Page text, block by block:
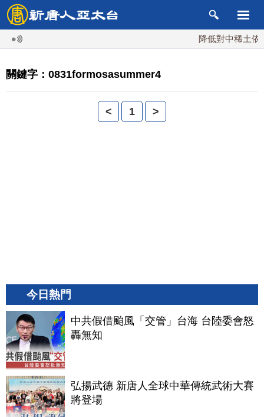
降低對中稀土依
關鍵字：0831formosasummer4
< 1 >
今日熱門
中共假借颱風「交管」台海 台陸委會怒
轟無知
弘揚武德 新唐人全球中華傳統武術大賽
將登場